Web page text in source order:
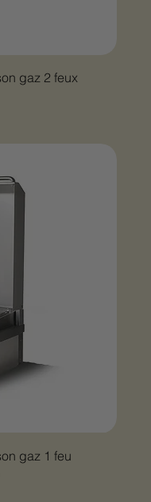
gaz 2 feux
gaz 1 feu